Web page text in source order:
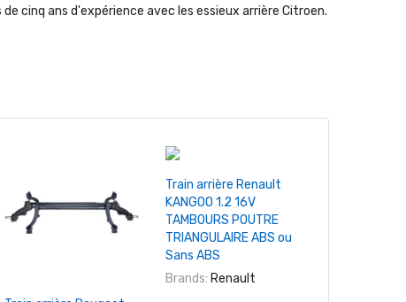
cinq ans d'expérience avec les essieux arrière Citroen.
+ Ajouter Au Panier
Train arrière Renault
KANGOO 1.2 16V
TAMBOURS POUTRE
TRIANGULAIRE ABS ou
Sans ABS
Brands: Renault